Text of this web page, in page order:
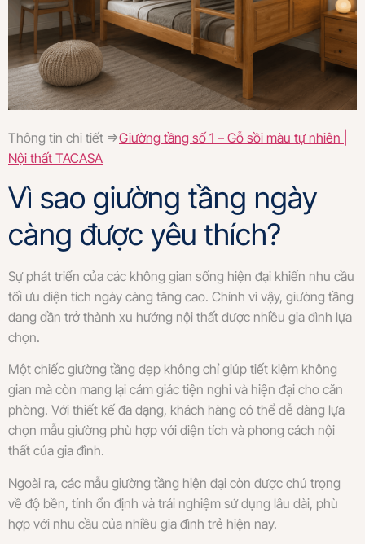
Thông tin chi tiết =>Giường tầng số 1 – Gỗ sồi màu tự nhiên |
Nội thất TACASA
Vì sao giường tầng ngày
càng được yêu thích?
Sự phát triển của các không gian sống hiện đại khiến nhu cầu
tối ưu diện tích ngày càng tăng cao. Chính vì vậy, giường tầng
đang dần trở thành xu hướng nội thất được nhiều gia đình lựa
chọn.
Một chiếc giường tầng đẹp không chỉ giúp tiết kiệm không
gian mà còn mang lại cảm giác tiện nghi và hiện đại cho căn
phòng. Với thiết kế đa dạng, khách hàng có thể dễ dàng lựa
chọn mẫu giường phù hợp với diện tích và phong cách nội
thất của gia đình.
Ngoài ra, các mẫu giường tầng hiện đại còn được chú trọng
về độ bền, tính ổn định và trải nghiệm sử dụng lâu dài, phù
hợp với nhu cầu của nhiều gia đình trẻ hiện nay.